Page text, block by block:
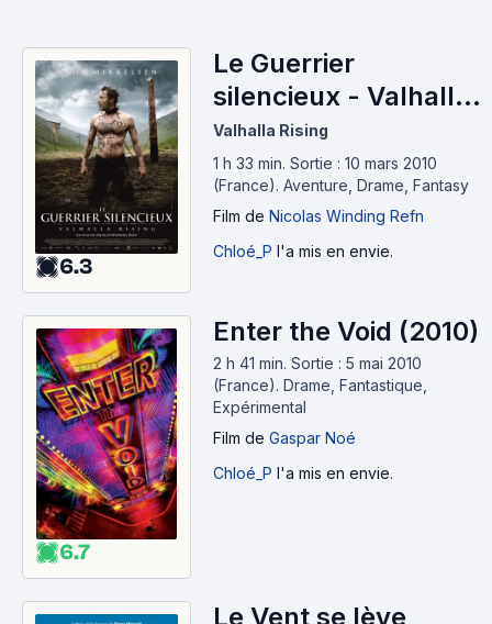
6.3
Le Guerrier
silencieux - Valhalla
Rising (2009)
Valhalla Rising
1 h 33 min. Sortie : 10 mars 2010
(France). Aventure, Drame, Fantasy
Film de Nicolas Winding Refn
Chloé_P l'a mis en envie.
6.7
Enter the Void (2010)
2 h 41 min. Sortie : 5 mai 2010
(France). Drame, Fantastique,
Expérimental
Film de Gaspar Noé
Chloé_P l'a mis en envie.
Le Vent se lève